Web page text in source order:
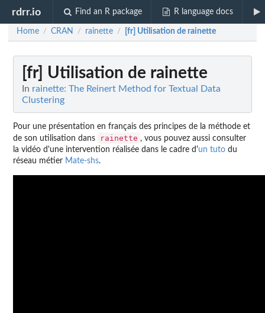
rdrr.io Find an R package R language docs
Home / CRAN / rainette / [fr] Utilisation de rainette
[fr] Utilisation de rainette
In rainette: The Reinert Method for Textual Data
Clustering
Pour une présentation en français des principes de la méthode et
de son utilisation dans
rainette , vous pouvez aussi consulter
la vidéo d'une intervention réalisée dans le cadre d'un tuto du
réseau métier Mate-shs.